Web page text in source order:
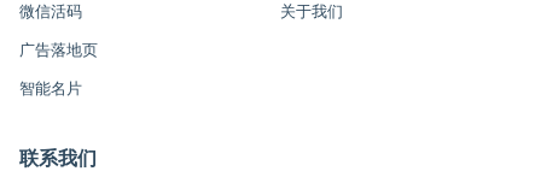
微信活码
广告落地页
智能名片
关于我们
联系我们